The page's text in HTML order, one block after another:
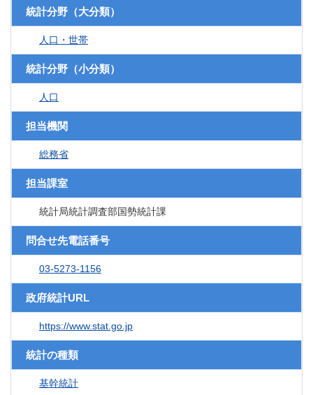
統計分野（大分類）
人口・世帯
統計分野（小分類）
人口
担当機関
総務省
担当課室
統計局統計調査部国勢統計課
問合せ先電話番号
03-5273-1156
政府統計URL
https://www.stat.go.jp
統計の種類
基幹統計